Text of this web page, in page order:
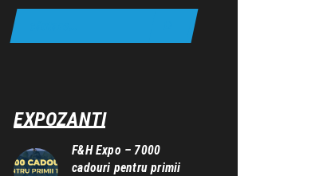
EXPOZANTI
F&H Expo – 7000
cadouri pentru primii